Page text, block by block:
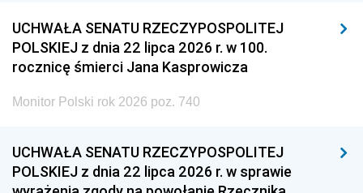
UCHWAŁA SENATU RZECZYPOSPOLITEJ
POLSKIEJ z dnia 22 lipca 2026 r. w 100.
rocznicę śmierci Jana Kasprowicza
Monitor Polski rok 2026 poz. 740
UCHWAŁA SENATU RZECZYPOSPOLITEJ
POLSKIEJ z dnia 22 lipca 2026 r. w sprawie